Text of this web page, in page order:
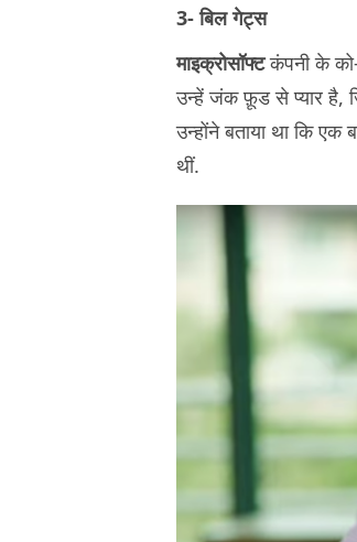
3- बिल गेट्स
माइक्रोसॉफ्टकंपनी के
उन्हें जंक फ़ूड से प्यार है,
उन्होंने बताया था कि
थीं.